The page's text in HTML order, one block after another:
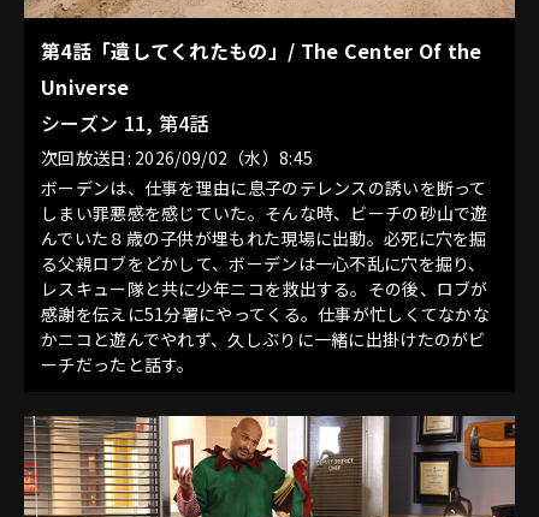
第4話「遺してくれたもの」/ The Center Of the
Universe
シーズン 11, 第4話
次回放送日: 2026/09/02（水）8:45
ボーデンは、仕事を理由に息子のテレンスの誘いを断って
しまい罪悪感を感じていた。そんな時、ビーチの砂山で遊
んでいた８歳の子供が埋もれた現場に出動。必死に穴を掘
る父親ロブをどかして、ボーデンは一心不乱に穴を掘り、
レスキュー隊と共に少年ニコを救出する。その後、ロブが
感謝を伝えに51分署にやってくる。仕事が忙しくてなかな
かニコと遊んでやれず、久しぶりに一緒に出掛けたのがビ
ーチだったと話す。